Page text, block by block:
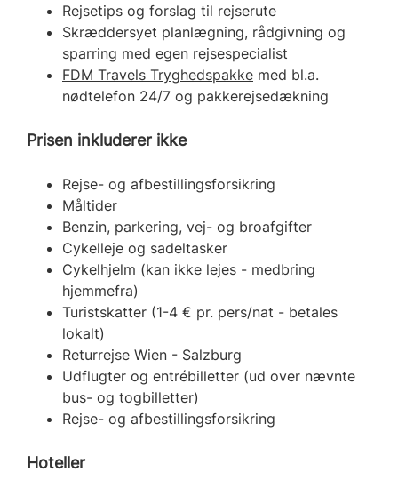
Rejsetips og forslag til rejserute
Skræddersyet planlægning, rådgivning og
sparring med egen rejsespecialist
FDM Travels Tryghedspakke med bl.a.
nødtelefon 24/7 og pakkerejsedækning
Prisen inkluderer ikke
Rejse- og afbestillingsforsikring
Måltider
Benzin, parkering, vej- og broafgifter
Cykelleje og sadeltasker
Cykelhjelm (kan ikke lejes - medbring
hjemmefra)
Turistskatter (1-4 € pr. pers/nat - betales
lokalt)
Returrejse Wien - Salzburg
Udflugter og entrébilletter (ud over nævnte
bus- og togbilletter)
Rejse- og afbestillingsforsikring
Hoteller